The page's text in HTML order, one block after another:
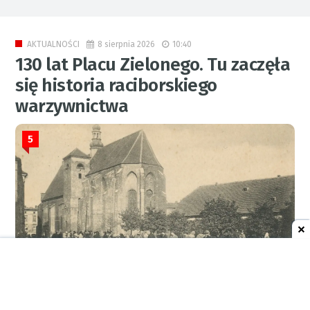
AKTUALNOŚCI 8 sierpnia 2026 10:40
130 lat Placu Zielonego. Tu zaczęła
się historia raciborskiego
warzywnictwa
5